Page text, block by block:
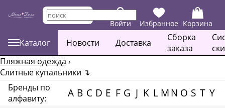
Войти Избранное Корзина
Каталог Новости Доставка
Сборка
заказа
Пляжная одежда ›
Слитные купальники ↴
Бренды по
алфавиту:
A B C D E F G J K L MN O S T Y